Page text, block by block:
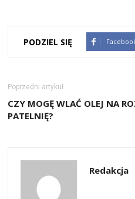
PODZIEL SIĘ
Poprzedni artykuł
CZY MOGĘ WLAĆ OLEJ NA
PATELNIĘ?
Redakcja